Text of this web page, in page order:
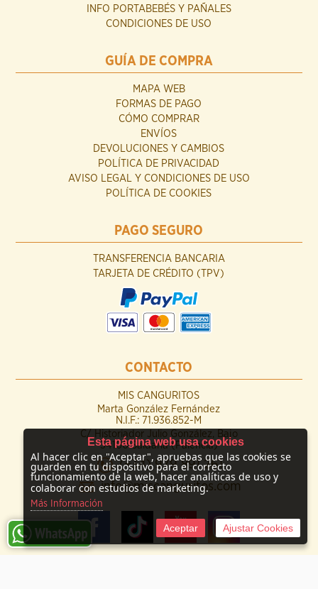
INFO PORTABEBÉS Y PAÑALES
CONDICIONES DE USO
GUÍA DE COMPRA
MAPA WEB
FORMAS DE PAGO
CÓMO COMPRAR
ENVÍOS
DEVOLUCIONES Y CAMBIOS
POLÍTICA DE PRIVACIDAD
AVISO LEGAL Y CONDICIONES DE USO
POLÍTICA DE COOKIES
PAGO SEGURO
TRANSFERENCIA BANCARIA
TARJETA DE CRÉDITO (TPV)
CONTACTO
MIS CANGURITOS
Marta González Fernández
N.I.F.: 71.936.852-M
C/ Historiador Julio González, Bajo
34100 Saldaña (Palencia)
(+34) 979 891 261
info@miscanguritos.com
Esta página web usa cookies
Al hacer clic en "Aceptar", apruebas que las cookies se
guarden en tu dispositivo para el correcto
funcionamiento de la web, hacer analíticas de uso y
colaborar con estudios de marketing.
Más Información
Aceptar Ajustar Cookies